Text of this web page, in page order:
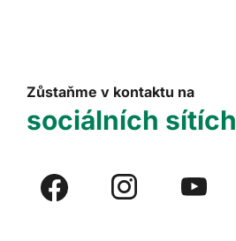
Zůstaňme v kontaktu na
sociálních sítích